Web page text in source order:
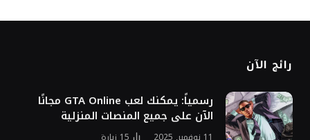
قد لا يتضح حجم قوة
الروبوتات البشرية ذات
الذكاء الاصطناعي.
بواسطةفريق التحرير 21 ديسمبر, 2025